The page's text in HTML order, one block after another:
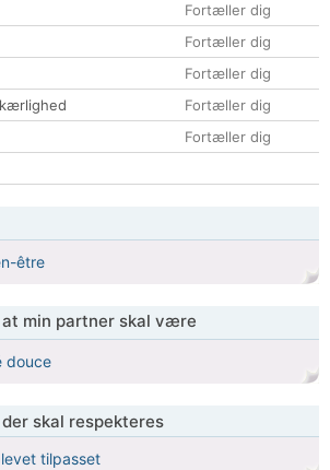
Fortæller dig
Fortæller dig
Fortæller dig
Fortæller dig
Fortæller dig
être
min partner skal være
douce
skal respekteres
tilpasset